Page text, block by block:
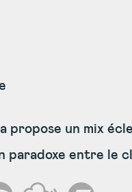
propose un mix
paradoxe entre le